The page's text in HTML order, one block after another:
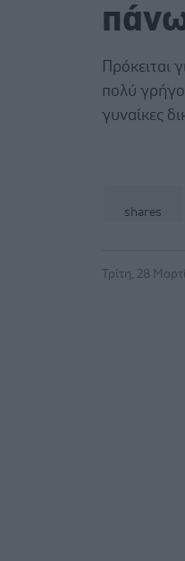
Πρόκειται
πολύ
γυναίκες
shares
Τρίτη, 28